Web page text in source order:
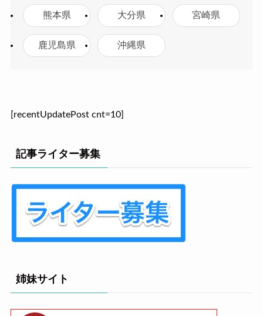
熊本県 大分県 宮崎県
鹿児島県 沖縄県
[recentUpdatePost cnt=10]
記事ライター募集
姉妹サイト